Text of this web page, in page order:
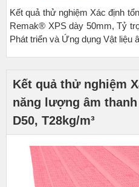
Kết quả thử nghiệm Xác định
Remak® XPS dày 50mm, Tỷ
Phát triển và Ứng dụng Vật liệu
Kết quả thử nghiệm
năng lượng âm
D50, T28kg/m³